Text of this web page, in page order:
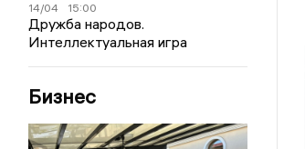
14/04 15:00
Дружба народов.
Интеллектуальная игра
Бизнес